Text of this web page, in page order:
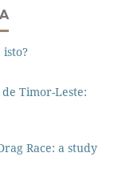
Timor-Leste:
Race: a study